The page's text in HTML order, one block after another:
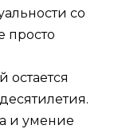
со
просто
остается
и умение